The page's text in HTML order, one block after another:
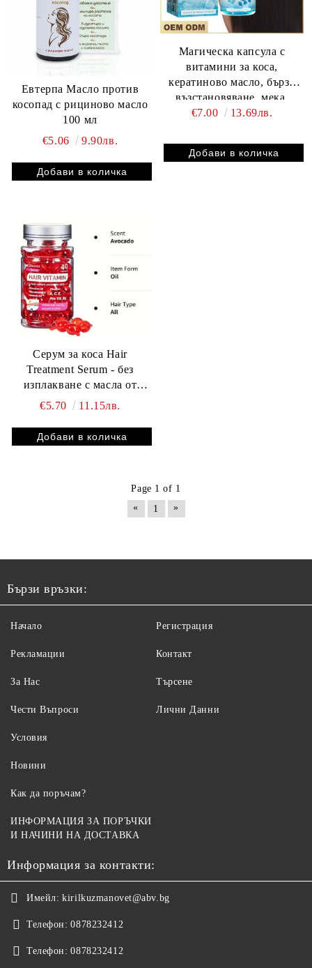
Евтерпа Масло против
косопад с рициново масло
100 мл
€5.06
9.90лв.
Магическа капсула с
витамини за коса,
кератиново масло, бързо
възстановяване, мека,
гладка, блестяща, дълбоко
суха и скалп грижа за
косата 30 броя в опаковка
€7.00 13.69лв.
Серум за коса Hair
Treatment Serum - без
изплакване с масла от
арган, макадамия и авокадо
балсам за жени и мъже 40
капсули
€5.70 11.15лв.
Page 1 of 1
«
1 »
Бързи връзки:
Начало
Рекламации
За Нас
Чести Въпроси
Регистрация
Контакт
Търсене
Лични Данни
Условия
Новини
Как да поръчам?
ИНФОРМАЦИЯ ЗА ПОРЪЧКИ
И НАЧИНИ НА ДОСТАВКА
Информация за контакти:
Имейл: kirilkuzmanovet@abv.bg
Телефон: 0878232412
Телефон: 0878232412